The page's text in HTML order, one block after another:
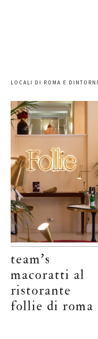
LOCALI DI ROMA E DINTORNI
team’s
macoratti al
ristorante
follie di roma